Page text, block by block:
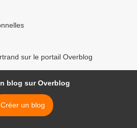
sur le portail Overblog
blog sur Overblog
Créer un blog